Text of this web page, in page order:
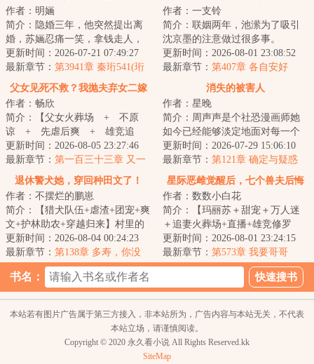
作者：明婳
简介：隐婚三年，他突然提出离
婚，苏婳忍痛一笑，拿钱走人，
从此踏上开挂之路，修宝，鉴
宝，轻松玩转古玩...
更新时间：2026-07-21 07:49:27
最新章节： 第3941章 秦珩541(珩
妍)
作者：一支铃
简介：联姻两年，池潆为了吸引
沈京墨的注意做过很多事。
&lt;br/&gt;然而得到他最多的一句
回应就是：别作...
更新时间：2026-08-01 23:08:52
最新章节： 第407章 各自安好
父女见死不救？我抛夫弃女二嫁
作者：畅欣
简介：【父女火葬场 + 不原
谅 + 先虐后爽 + 雄竞追
妻 + 男二上位】一场意外，沈
念溪隐藏实力嫁给...
更新时间：2026-08-05 23:27:46
最新章节： 第一百三十三章 又一
个马甲掉落，再次碾压
消失的被害人
作者：星晚
简介：周声声是个社恐漫画师她
如今已经能够淡定地面对每一个
来寻她的被害人江一平：被害人
究竟是谁？周声...
更新时间：2026-07-29 15:06:10
最新章节： 第121章 确定与疑惑
退休警犬她，穿回种田文了！
作者：不摆烂的鹏崽
简介：【猎犬队伍+虐渣+团宠+爽
文+护林助农+穿越归来】村里的
傻妞傻了六年，在被卖给瘸腿独
眼老男人的这...
更新时间：2026-08-04 00:24:23
最新章节： 第138章 多寿，你没
星际恶雌觉醒后，七个兽夫后悔
了
作者：数数小白花
简介：【玛丽苏＋甜宠＋万人迷
＋追妻火葬场+直播+雄竞修罗
场】上一世，受剧情控制，明窈
死缠烂打缠着她的...
更新时间：2026-08-01 23:24:15
最新章节： 第573章 我要哥哥
书名：
本站若有图片广告属于第三方接入，非本站所为，广告内容与本站无关，不代表
本站立场，请谨慎阅读。
Copyright © 2020 永久看小说 All Rights Reserved.kk
SiteMap